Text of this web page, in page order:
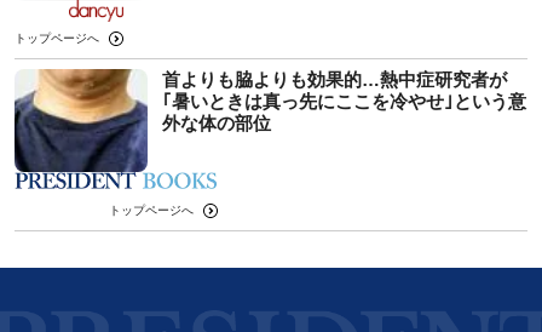
トップページへ
首よりも脇よりも効果的…熱中症研究者が
｢暑いときは真っ先にここを冷やせ｣という意
外な体の部位
トップページへ